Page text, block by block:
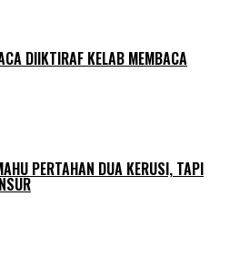
DIIKTIRAF KELAB MEMBACA
PERTAHAN DUA KERUSI, TAPI